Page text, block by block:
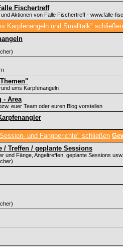
Fischertreff
Aktionen von Falle Fischertreff - www.falle-
ums Karpfenangeln
- Area
euer Team oder euren Blog vorstellen
/ Treffen / geplante Sessions
und Fänge, Angeltreffen, geplante Sessions usw.